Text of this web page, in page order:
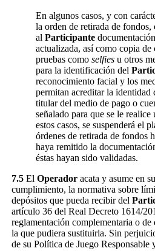
En algunos casos, y con
la orden de retirada de fondos,
al Participante
actualizada, así como copia de
pruebas como selfies u otros
para la identificación del
reconocimiento facial y los
permitan acreditar la identidad
titular del medio de pago o
señalado para que se le
estos casos, se suspenderá el
órdenes de retirada de fondos
haya remitido la
éstas hayan sido validadas.
7.5 El Operadoracata y asume en
cumplimiento, la normativa sobre
depósitos que pueda recibir del
artículo 36 del Real Decreto 1614/
reglamentación complementaria o
la que pudiera sustituirla. Sin
de su Política de Juego Responsable